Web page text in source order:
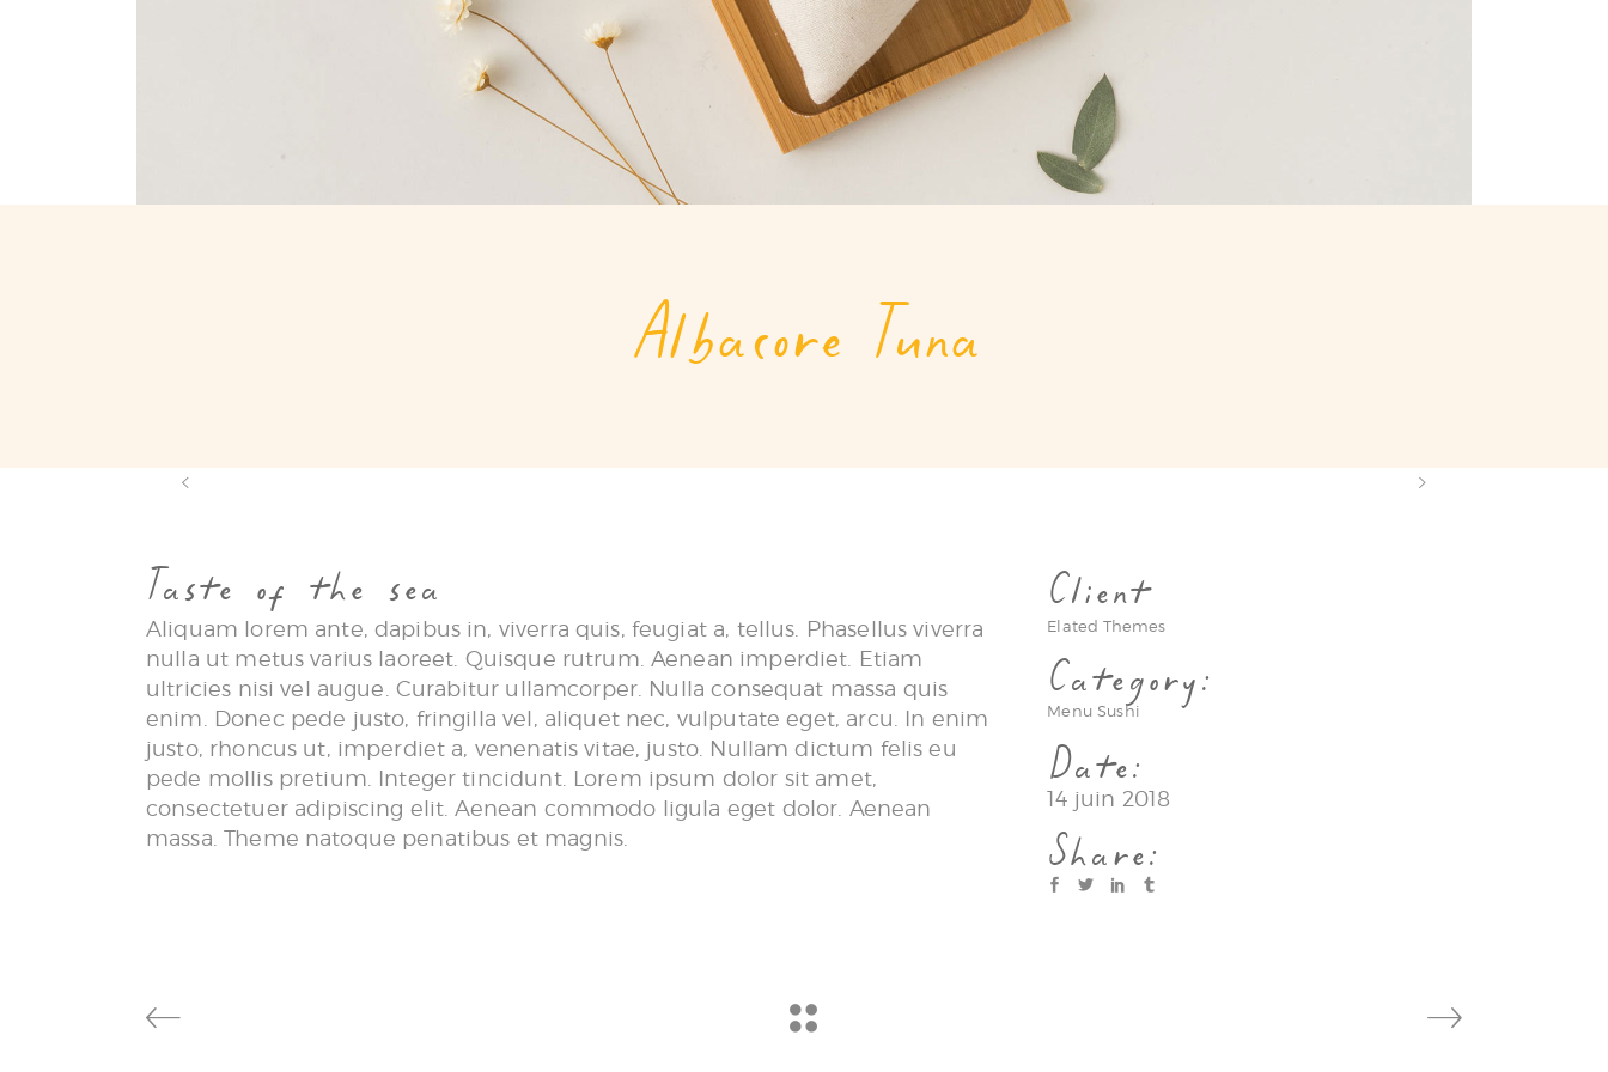
Albacore Tuna
Taste of the sea
Aliquam lorem ante, dapibus in, viverra quis, feugiat a, tellus. Phasellus viverra
nulla ut metus varius laoreet. Quisque rutrum. Aenean imperdiet. Etiam
ultricies nisi vel augue. Curabitur ullamcorper. Nulla consequat massa quis
enim. Donec pede justo, fringilla vel, aliquet nec, vulputate eget, arcu. In enim
justo, rhoncus ut, imperdiet a, venenatis vitae, justo. Nullam dictum felis eu
pede mollis pretium. Integer tincidunt. Lorem ipsum dolor sit amet,
consectetuer adipiscing elit. Aenean commodo ligula eget dolor. Aenean
massa. Theme natoque penatibus et magnis.
Client
Elated Themes
Category:
Menu Sushi
Date:
14 juin 2018
Share: